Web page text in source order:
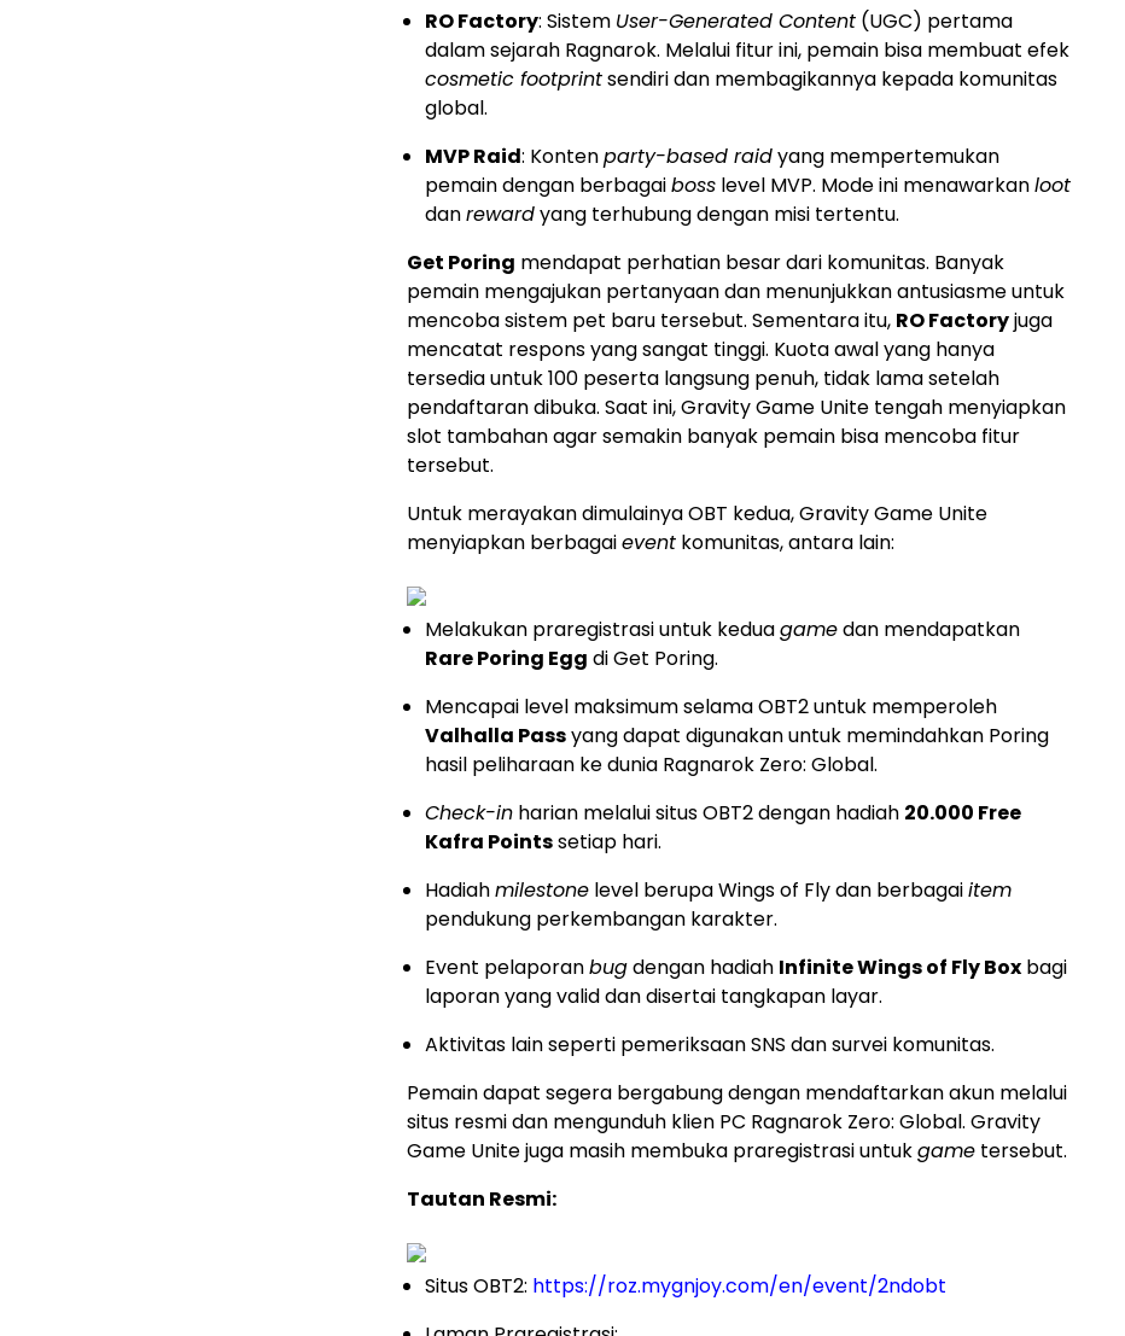
RO Factory: Sistem User-Generated Content (UGC) pertama
dalam sejarah Ragnarok. Melalui fitur ini, pemain bisa membuat efek
cosmetic footprintsendiri dan membagikannya kepada komunitas
global.
MVP Raid: Kontenparty-based raidyang mempertemukan
pemain dengan berbagaiboss level MVP. Mode ini menawarkanloot
danrewardyang terhubung dengan misi tertentu.
Get Poring mendapat perhatian besar dari komunitas. Banyak
pemain mengajukan pertanyaan dan menunjukkan antusiasme untuk
mencoba sistem pet baru tersebut. Sementara itu, RO Factoryjuga
mencatat respons yang sangat tinggi. Kuota awal yang hanya
tersedia untuk 100 peserta langsung penuh, tidak lama setelah
pendaftaran dibuka. Saat ini, Gravity Game Unite tengah menyiapkan
slot tambahan agar semakin banyak pemain bisa mencoba fitur
tersebut.
Untuk merayakan dimulainya OBT kedua, Gravity Game Unite
menyiapkan berbagaievent komunitas, antara lain:
Melakukan praregistrasi untuk keduagamedan mendapatkan
Rare Poring Egg di Get Poring.
Mencapai level maksimum selama OBT2 untuk memperoleh
Valhalla Passyang dapat digunakan untuk memindahkan Poring
hasil peliharaan ke dunia Ragnarok Zero: Global.
Check-in harian melalui situs OBT2 dengan hadiah 20.000 Free
Kafra Pointssetiap hari.
Hadiahmilestone level berupa Wings of Fly dan berbagaiitem
pendukung perkembangan karakter.
Event pelaporanbugdengan hadiah Infinite Wings of Fly Box bagi
laporan yang valid dan disertai tangkapan layar.
Aktivitas lain seperti pemeriksaan SNS dan survei komunitas.
Pemain dapat segera bergabung dengan mendaftarkan akun melalui
situs resmi dan mengunduh klien PC Ragnarok Zero: Global. Gravity
Game Unite juga masih membuka praregistrasi untukgame tersebut.
Tautan Resmi:
Situs OBT2: https://roz.mygnjoy.com/en/event/2ndobt